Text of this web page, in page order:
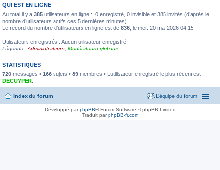
QUI EST EN LIGNE
Au total il y a 385 utilisateurs en ligne :: 0 enregistré, 0 invisible et 385 invités (d’après le
nombre d’utilisateurs actifs ces 5 dernières minutes)
Le record du nombre d’utilisateurs en ligne est de 836 , le mer. 20 mai 2026 04:15
Utilisateurs enregistrés : Aucun utilisateur enregistré
Légende : Administrateurs Modérateurs globaux
STATISTIQUES
720 messages • 166 sujets • 89 membres • L’utilisateur enregistré le plus récent est
DECUYPER
Index du forum L’équipe du forum
Développé parphpBB® Forum Software © phpBB Limited
Traduit parphpBB-fr.com